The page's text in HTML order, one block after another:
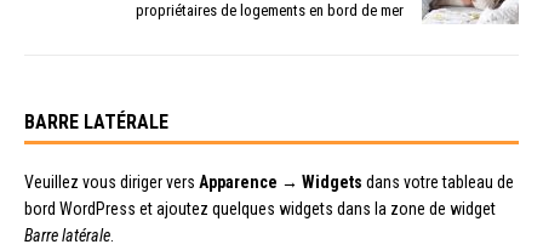
propriétaires de logements en bord de mer
BARRE LATÉRALE
Veuillez vous diriger vers Apparence → Widgets dans votre tableau de
bord WordPress et ajoutez quelques widgets dans la zone de widget
Barre latérale